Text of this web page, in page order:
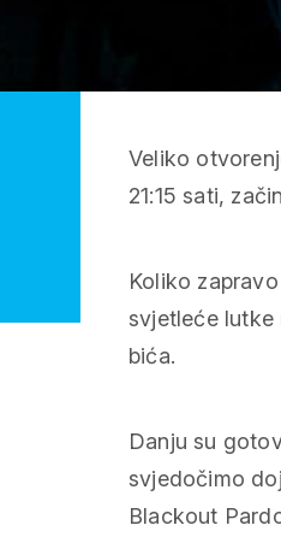
Veliko
21:15 sati,
Koliko
svjetleće lutke
bića.
Danju su
svjedočimo
Blackout